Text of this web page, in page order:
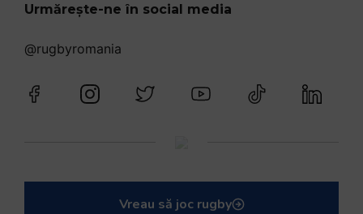
Urmărește-ne în social media
@rugbyromania
Vreau să joc rugby